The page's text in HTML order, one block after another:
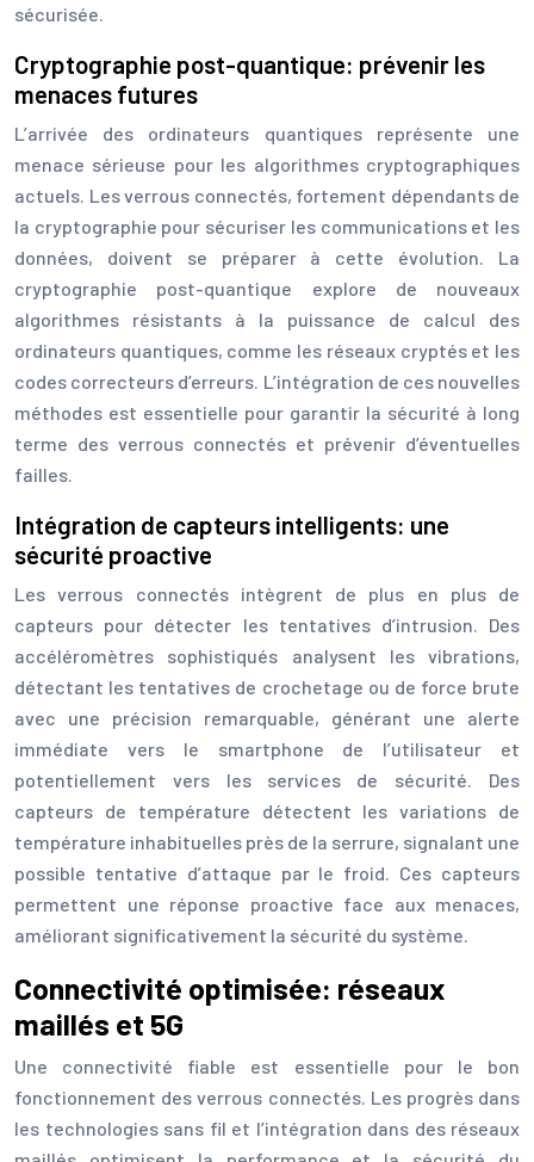
sécurisée.
Cryptographie post-quantique: prévenir les
menaces futures
L’arrivée des ordinateurs quantiques représente une
menace sérieuse pour les algorithmes cryptographiques
actuels. Les verrous connectés, fortement dépendants de
la cryptographie pour sécuriser les communications et les
données, doivent se préparer à cette évolution. La
cryptographie post-quantique explore de nouveaux
algorithmes résistants à la puissance de calcul des
ordinateurs quantiques, comme les réseaux cryptés et les
codes correcteurs d’erreurs. L’intégration de ces nouvelles
méthodes est essentielle pour garantir la sécurité à long
terme des verrous connectés et prévenir d’éventuelles
failles.
Intégration de capteurs intelligents: une
sécurité proactive
Les verrous connectés intègrent de plus en plus de
capteurs pour détecter les tentatives d’intrusion. Des
accéléromètres sophistiqués analysent les vibrations,
détectant les tentatives de crochetage ou de force brute
avec une précision remarquable, générant une alerte
immédiate vers le smartphone de l’utilisateur et
potentiellement vers les services de sécurité. Des
capteurs de température détectent les variations de
température inhabituelles près de la serrure, signalant une
possible tentative d’attaque par le froid. Ces capteurs
permettent une réponse proactive face aux menaces,
améliorant significativement la sécurité du système.
Connectivité optimisée: réseaux
maillés et 5G
Une connectivité fiable est essentielle pour le bon
fonctionnement des verrous connectés. Les progrès dans
les technologies sans fil et l’intégration dans des réseaux